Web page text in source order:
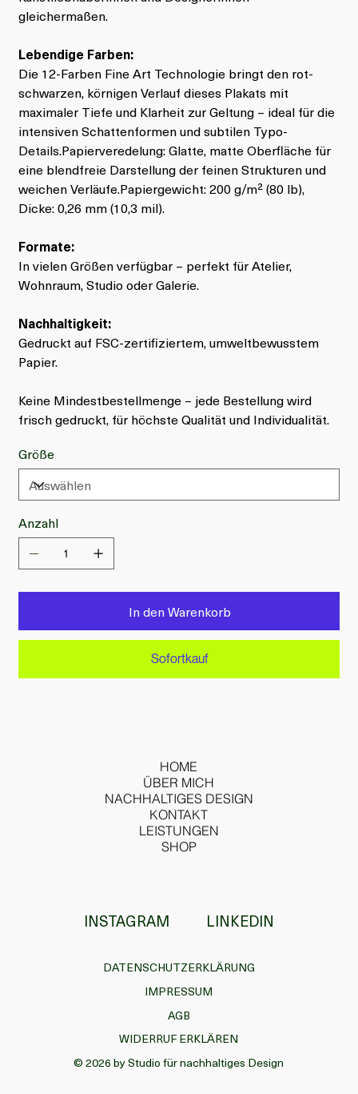
gleichermaßen.
Lebendige Farben:
Die 12-Farben Fine Art Technologie bringt den rot-
schwarzen, körnigen Verlauf dieses Plakats mit
maximaler Tiefe und Klarheit zur Geltung – ideal für die
intensiven Schattenformen und subtilen Typo-
Details.Papierveredelung: Glatte, matte Oberfläche für
eine blendfreie Darstellung der feinen Strukturen und
weichen Verläufe.Papiergewicht: 200 g/m² (80 lb),
Dicke: 0,26 mm (10,3 mil).
Formate:
In vielen Größen verfügbar – perfekt für Atelier,
Wohnraum, Studio oder Galerie.
Nachhaltigkeit:
Gedruckt auf FSC-zertifiziertem, umweltbewusstem
Papier.
Keine Mindestbestellmenge – jede Bestellung wird
frisch gedruckt, für höchste Qualität und Individualität.
Größe
Anzahl
In den Warenkorb
Sofortkauf
HOME
ÜBER MICH
NACHHALTIGES DESIGN
KONTAKT
LEISTUNGEN
SHOP
INSTAGRAM LINKEDIN
DATENSCHUTZERKLÄRUNG
IMPRESSUM
AGB
WIDERRUF ERKLÄREN
© 2026 by Studio für nachhaltiges Design